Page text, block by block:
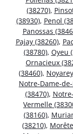
(38270),
(38930), Penol
Panossas
Pajay (38260),
(38780), Oyeu
Ornacieux
(38460),
Notre-Dame-
(38470),
Vermelle
(38160),
(38210),